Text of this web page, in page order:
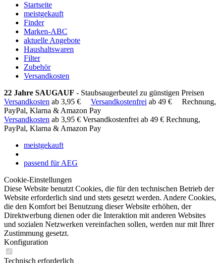
Startseite
meistgekauft
Finder
Marken-ABC
aktuelle Angebote
Haushaltswaren
Filter
Zubehör
Versandkosten
22 Jahre SAUGAUF - Staubsaugerbeutel zu günstigen Preisen
Versandkosten ab 3,95 € Versandkostenfrei ab 49 €
Rechnung,
PayPal, Klarna & Amazon Pay
Versandkosten ab 3,95 € Versandkostenfrei ab 49 € Rechnung,
PayPal, Klarna & Amazon Pay
meistgekauft
passend für AEG
Cookie-Einstellungen
Diese Website benutzt Cookies, die für den technischen Betrieb der
Website erforderlich sind und stets gesetzt werden. Andere Cookies,
die den Komfort bei Benutzung dieser Website erhöhen, der
Direktwerbung dienen oder die Interaktion mit anderen Websites
und sozialen Netzwerken vereinfachen sollen, werden nur mit Ihrer
Zustimmung gesetzt.
Konfiguration
Technisch erforderlich